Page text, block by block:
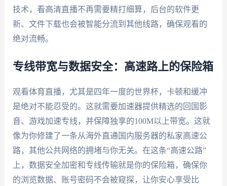
技术，看高清直播不再需要精打细算，后台的软件更
新、文件下载也会被智能分流到其他线路，确保观看的
绝对流畅。
专线带宽与数据安全：高速路上的保险箱
观看体育直播，尤其是四年一度的世界杯，卡顿和缓冲
是绝对不能忍受的。这就需要加速器提供精选的回国影
音、游戏加速专线，并保障独享的100M以上带宽。这就
像为你修建了一条从海外直通国内服务器的私家高速公
路，其他公共网络的拥堵与你无关。在这条“高速公路”
上，数据安全加密和专线传输就是你的保险箱，确保你
的浏览数据、账号密码不会被窥探，让你安心享受比